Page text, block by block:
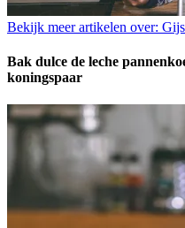
Bekijk meer artikelen over:
Bak dulce de leche
koningspaar